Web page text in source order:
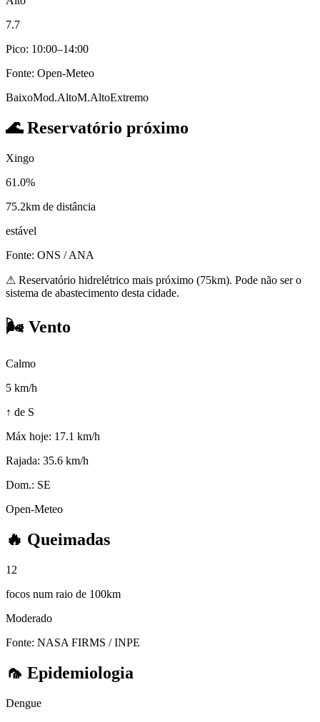
7.7
Pico: 10:00–14:00
Fonte: Open-Meteo
BaixoMod.AltoM.AltoExtremo
🌊Reservatório próximo
Xingo
61.0%
75.2km de distância
estável
Fonte: ONS / ANA
⚠ Reservatório hidrelétrico mais próximo (75km). Pode não ser o
sistema de abastecimento desta cidade.
🌬️ Vento
Calmo
5 km/h
↑ de S
Máx hoje: 17.1 km/h
Rajada: 35.6 km/h
Dom.: SE
Open-Meteo
🔥 Queimadas
12
focos num raio de 100km
Moderado
Fonte: NASA FIRMS / INPE
🦟 Epidemiologia
Dengue